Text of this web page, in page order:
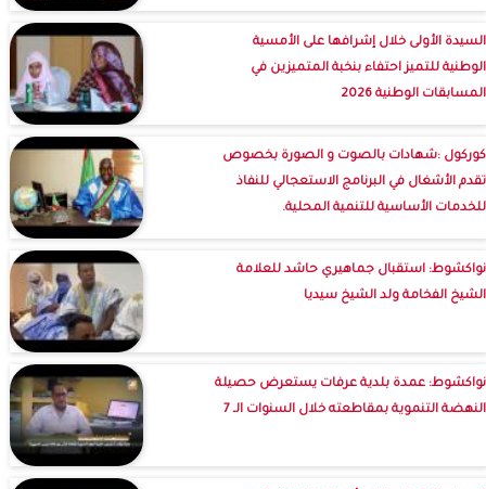
السيدة الأولى خلال إشرافها على الأمسية
الوطنية للتميز احتفاء بنخبة المتميزين في
المسابقات الوطنية 2026
كوركول :شهادات بالصوت و الصورة بخصوص
تقدم الأشغال في البرنامج الاستعجالي للنفاذ
للخدمات الأساسية للتنمية المحلية.
نواكشوط: استقبال جماهيري حاشد للعلامة
الشيخ الفخامة ولد الشيخ سيديا
نواكشوط: عمدة بلدية عرفات يستعرض حصيلة
النهضة التنموية بمقاطعته خلال السنوات الـ 7